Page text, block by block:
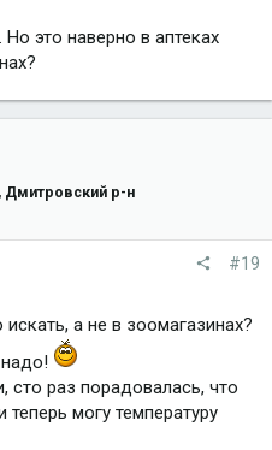
это наверно в аптеках
Дмитровский р-н
#19
а не в зоомагазинах?
сто раз порадовалась, что
теперь могу температуру